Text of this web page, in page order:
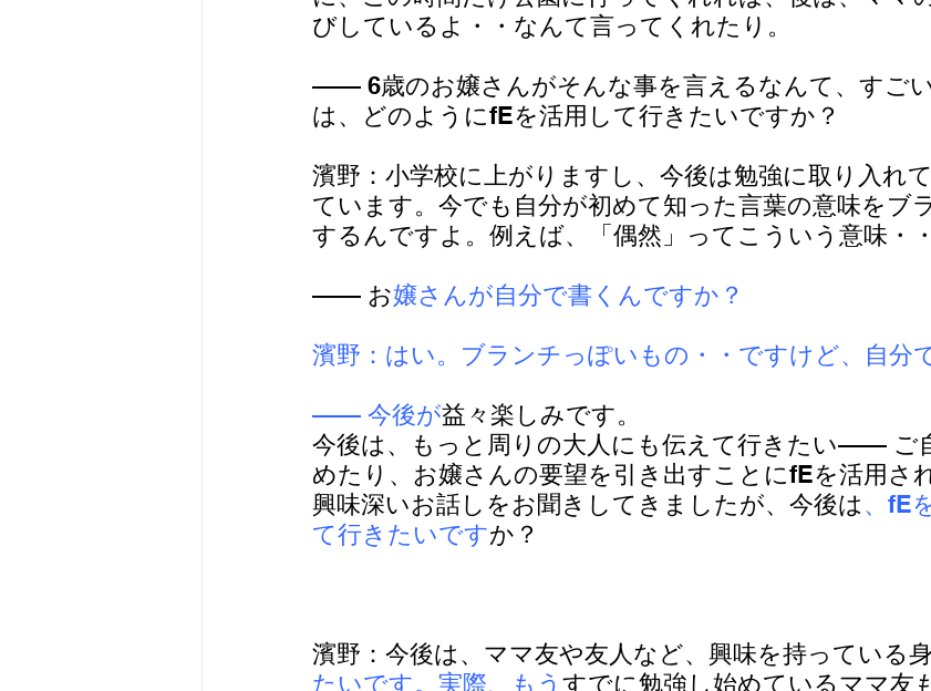
びしているよ・・なんて言ってくれたり。
—— 6歳のお嬢さんがそんな事を言えるなんて、すご
は、どのようにfEを活用して行きたいですか？
濱野：小学校に上がりますし、今後は勉強に取り入れ
ています。今でも自分が初めて知った言葉の意味をブ
するんですよ。例えば、「偶然」ってこういう意味・・
—— お嬢さんが自分で書くんですか？
濱野：はい。ブランチっぽいもの・・ですけど、自分
—— 今後が益々楽しみです。
今後は、もっと周りの大人にも伝えて行きたい—— ご
めたり、お嬢さんの要望を引き出すことにfEを活用さ
興味深いお話しをお聞きしてきましたが、今後は、fE
て行きたいですか？
濱野：今後は、ママ友や友人など、興味を持っている
たいです。実際、もう すでに勉強し始めているママ友